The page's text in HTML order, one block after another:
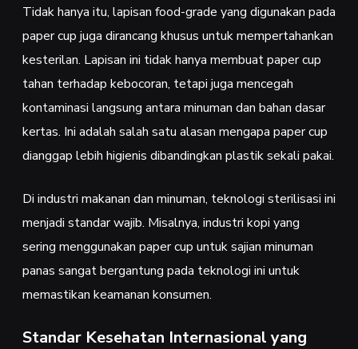
Tidak hanya itu, lapisan food-grade yang digunakan pada
paper cup juga dirancang khusus untuk mempertahankan
kesterilan. Lapisan ini tidak hanya membuat paper cup
tahan terhadap kebocoran, tetapi juga mencegah
kontaminasi langsung antara minuman dan bahan dasar
kertas. Ini adalah salah satu alasan mengapa paper cup
dianggap lebih higienis dibandingkan plastik sekali pakai.
Di industri makanan dan minuman, teknologi sterilisasi ini
menjadi standar wajib. Misalnya, industri kopi yang
sering menggunakan paper cup untuk sajian minuman
panas sangat bergantung pada teknologi ini untuk
memastikan keamanan konsumen.
Standar Kesehatan Internasional yang